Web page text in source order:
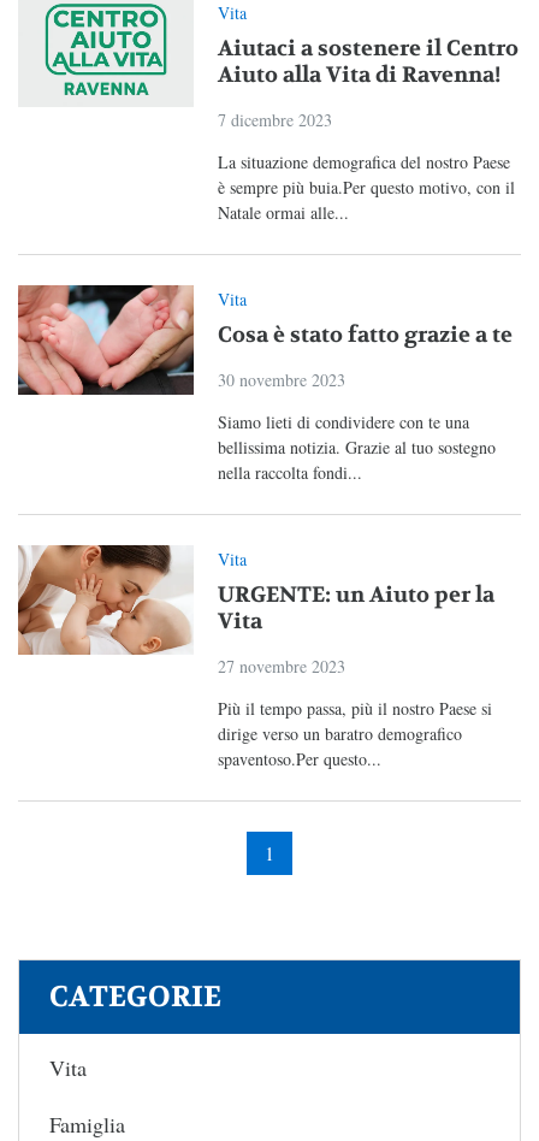
Vita
Aiutaci a sostenere il Centro
Aiuto alla Vita di Ravenna!
7 dicembre 2023
La situazione demografica del nostro Paese
è sempre più buia.Per questo motivo, con il
Natale ormai alle...
Vita
Cosa è stato fatto grazie a te
30 novembre 2023
Siamo lieti di condividere con te una
bellissima notizia. Grazie al tuo sostegno
nella raccolta fondi...
Vita
URGENTE: un Aiuto per la
Vita
27 novembre 2023
Più il tempo passa, più il nostro Paese si
dirige verso un baratro demografico
spaventoso.Per questo...
1
CATEGORIE
Vita
Famiglia